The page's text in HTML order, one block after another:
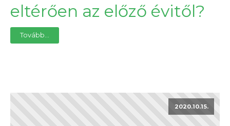
eltérően az előző évitől?
Tovább...
2020.10.15.